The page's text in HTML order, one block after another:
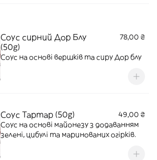
Соус сирний Дор Блу
(50g)
78,00 ₴
Соус на основі вершків та сиру Дор блу
Соус Тартар (50g)
49,00 ₴
Соус на основі майонезу з додаванням
зелені, цибулі та маринованих огірків.